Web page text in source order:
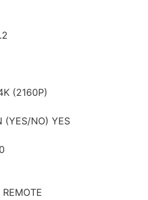
(2160P)
(YES/NO) YES